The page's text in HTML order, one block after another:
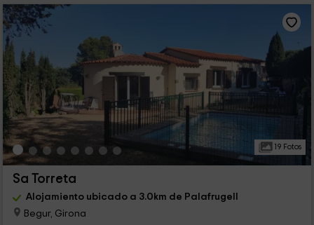
19 Fotos
Sa Torreta
Alojamiento ubicado a 3.0km de Palafrugell
Begur, Girona